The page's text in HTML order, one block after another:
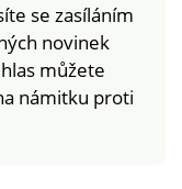
se zasíláním
novinek
můžete
námitku proti